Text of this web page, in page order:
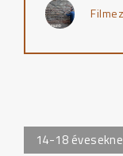
14-18